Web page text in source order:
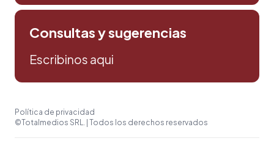
Consultas y sugerencias
Escribinos aqui
Política de privacidad
©Totalmedios SRL. | Todos los derechos reservados